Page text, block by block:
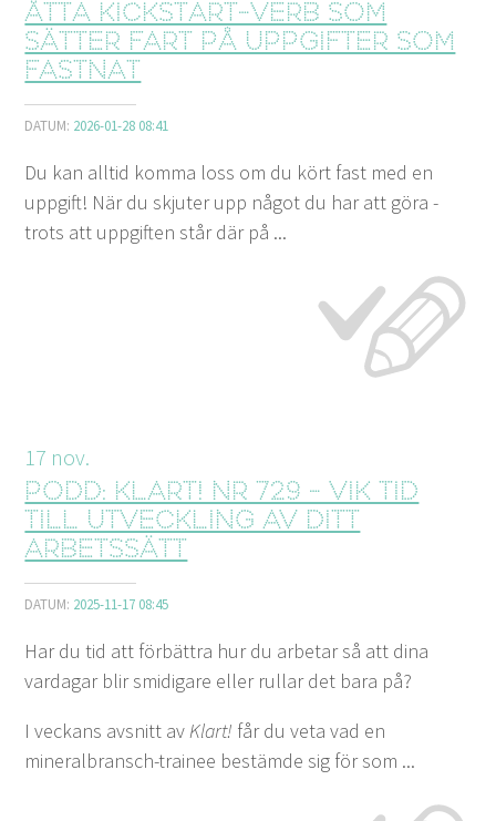
Åtta kickstart-verb som
sätter fart på uppgifter som
fastnat
DATUM: 2026-01-28 08:41
Du kan alltid komma loss om du kört fast med en
uppgift! När du skjuter upp något du har att göra -
trots att uppgiften står där på ...
17 nov.
Podd: Klart! nr 729 - Vik tid
till utveckling av ditt
arbetssätt
DATUM: 2025-11-17 08:45
Har du tid att förbättra hur du arbetar så att dina
vardagar blir smidigare eller rullar det bara på?
I veckans avsnitt av Klart! får du veta vad en
mineralbransch-trainee bestämde sig för som ...